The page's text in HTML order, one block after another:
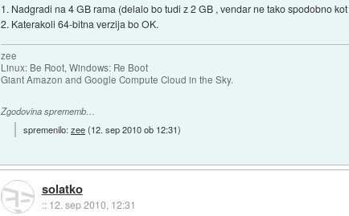
1. Nadgradi na 4 GB rama (delalo bo tudi z 2 GB , vendar ne tako spodobno
2. Katerakoli 64-bitna verzija bo OK.
zee
Linux: Be Root, Windows: Re Boot
Giant Amazon and Google Compute Cloud in the Sky.
Zgodovina sprememb…
spremenilo:zee(12. sep 2010 ob 12:31)
solatko
:: 12. sep 2010, 12:31